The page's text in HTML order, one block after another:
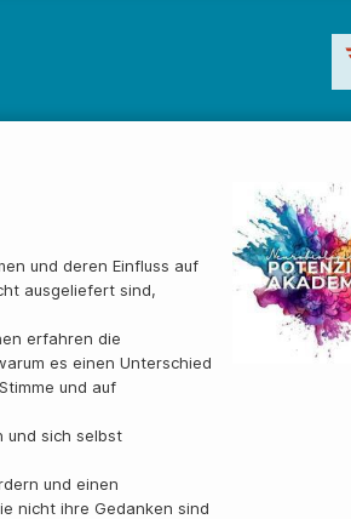
und deren Einfluss auf
ausgeliefert sind,
erfahren die
es einen Unterschied
und auf
und sich selbst
und einen
nicht ihre Gedanken sind